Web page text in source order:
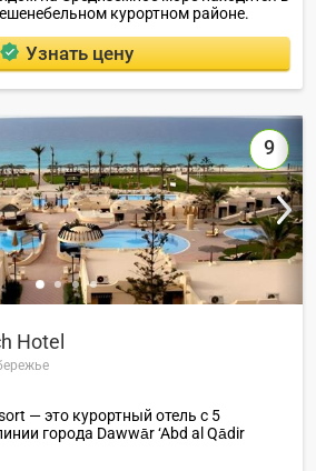
курортном районе.
Узнать цену
9
Hotel
— это курортный отель с 5
города Dawwār ‘Abd al Qādir